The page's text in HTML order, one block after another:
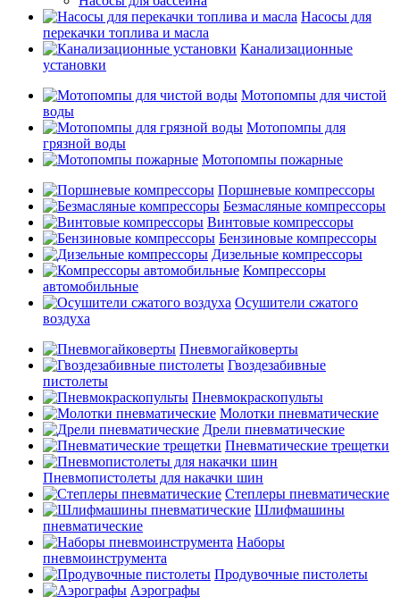
Насосы для
перекачки топлива и масла
Канализационные
установки
Мотопомпы для чистой
воды
Мотопомпы для
грязной воды
Мотопомпы пожарные
Поршневые компрессоры
Безмасляные компрессоры
Винтовые компрессоры
Бензиновые компрессоры
Дизельные компрессоры
Компрессоры
автомобильные
Осушители сжатого
воздуха
Пневмогайковерты
Гвоздезабивные
пистолеты
Пневмокраскопульты
Молотки пневматические
Дрели пневматические
Пневматические трещетки
Пневмопистолеты для накачки шин
Степлеры пневматические
Шлифмашины
пневматические
Наборы
пневмоинструмента
Продувочные пистолеты
Аэрографы